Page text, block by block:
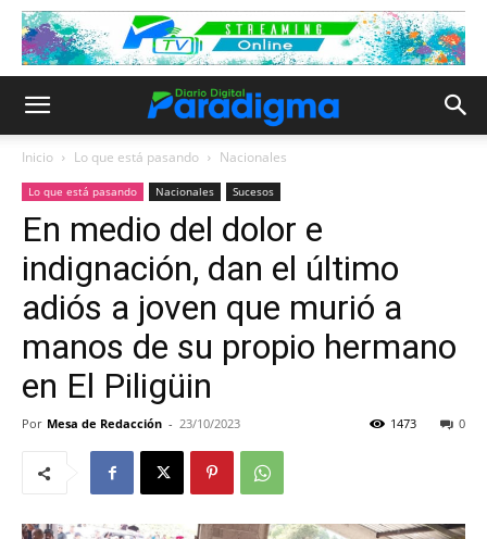
Inicio Lo que está pasando Nacionales
Lo que está pasando Nacionales Sucesos
En medio del dolor e
indignación, dan el último
adiós a joven que murió a
manos de su propio hermano
en El Piligüin
Por Mesa de Redacción - 23/10/2023 0
1473